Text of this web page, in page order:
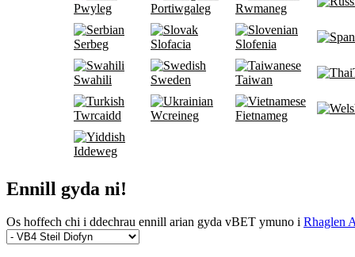
Pwyleg Portiwgaleg Rwmaneg
Serbeg Slofacia Slofenia
Swahili Sweden Taiwan
Twrcaidd Wcreineg Fietnameg
Iddeweg
Ennill gyda ni!
Os hoffech chi i ddechrau ennill arian gyda vBET ymuno i Rhaglen